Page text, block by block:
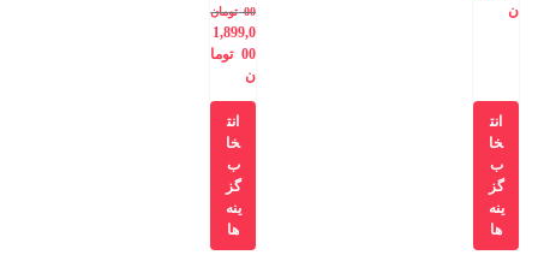
ن
انت
خا
ب
گز
ینه
ها
00 تومان
1,899,0
00 توما
ن
انت
خا
ب
گز
ینه
ها